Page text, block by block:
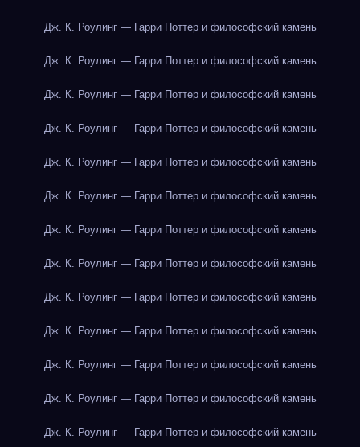
Дж. К. Роулинг — Гарри Поттер и философский камень
Дж. К. Роулинг — Гарри Поттер и философский камень
Дж. К. Роулинг — Гарри Поттер и философский камень
Дж. К. Роулинг — Гарри Поттер и философский камень
Дж. К. Роулинг — Гарри Поттер и философский камень
Дж. К. Роулинг — Гарри Поттер и философский камень
Дж. К. Роулинг — Гарри Поттер и философский камень
Дж. К. Роулинг — Гарри Поттер и философский камень
Дж. К. Роулинг — Гарри Поттер и философский камень
Дж. К. Роулинг — Гарри Поттер и философский камень
Дж. К. Роулинг — Гарри Поттер и философский камень
Дж. К. Роулинг — Гарри Поттер и философский камень
Дж. К. Роулинг — Гарри Поттер и философский камень